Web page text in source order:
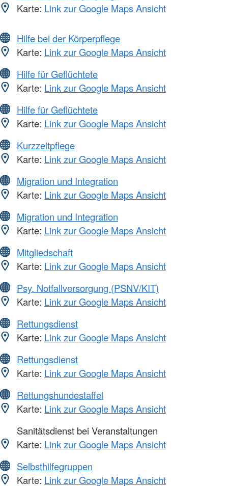
Karte: Link zur Google Maps Ansicht
Hilfe bei der Körperpflege
Karte: Link zur Google Maps Ansicht
Hilfe für Geflüchtete
Karte: Link zur Google Maps Ansicht
Hilfe für Geflüchtete
Karte: Link zur Google Maps Ansicht
Kurzzeitpflege
Karte: Link zur Google Maps Ansicht
Migration und Integration
Karte: Link zur Google Maps Ansicht
Migration und Integration
Karte: Link zur Google Maps Ansicht
Mitgliedschaft
Karte: Link zur Google Maps Ansicht
Psy. Notfallversorgung (PSNV/KIT)
Karte: Link zur Google Maps Ansicht
Rettungsdienst
Karte: Link zur Google Maps Ansicht
Rettungsdienst
Karte: Link zur Google Maps Ansicht
Rettungshundestaffel
Karte: Link zur Google Maps Ansicht
Sanitätsdienst bei Veranstaltungen
Karte: Link zur Google Maps Ansicht
Selbsthilfegruppen
Karte: Link zur Google Maps Ansicht